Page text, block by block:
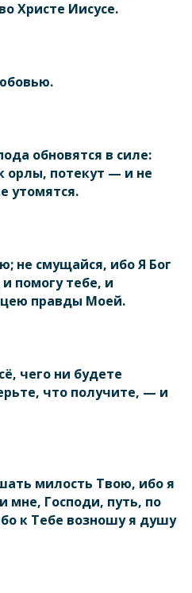
Христе Иисусе.
обновятся в силе:
орлы, потекут — и не
утомятся.
не смущайся, ибо Я Бог
помогу тебе, и
правды Моей.
чего ни будете
что получите, — и
милость Твою, ибо я
мне, Господи, путь, по
к Тебе возношу я душу